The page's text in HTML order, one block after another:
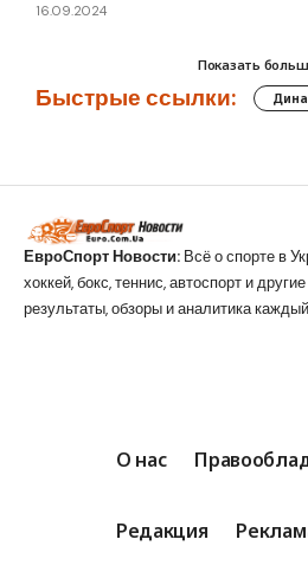
16.09.2024
Показать
Быстрые ссылки:
ЕвроСпорт Новости: Всё о спорте в
хоккей, бокс, теннис, автоспорт и
результаты, обзоры и аналитика
О нас
Редакция